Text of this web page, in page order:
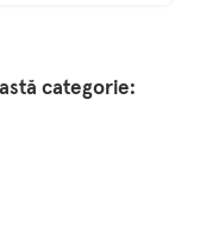
categorie: